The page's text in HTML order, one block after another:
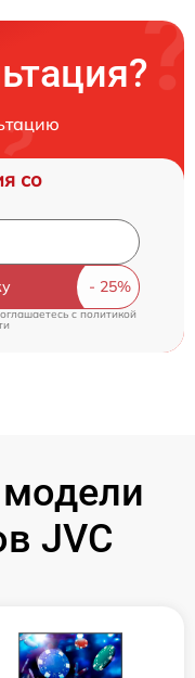
со
c политикой
JVC